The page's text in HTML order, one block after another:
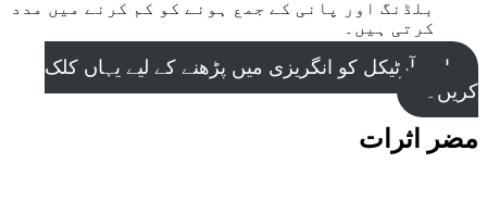
بلڈنگ اور پانی کے جمع ہونے کو کم کرنے میں مدد
کرتی ہیں۔
اس آرٹیکل کو انگریزی میں پڑھنے کے لیے یہاں کلک
کریں۔
مضر اثرات